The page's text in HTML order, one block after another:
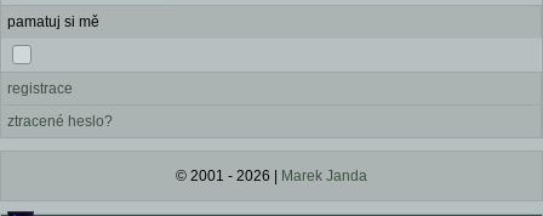
pamatuj si mě
registrace
ztracené heslo?
© 2001 - 2026 | Marek Janda